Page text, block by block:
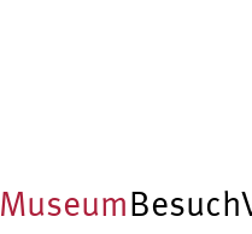
MuseumBesuch